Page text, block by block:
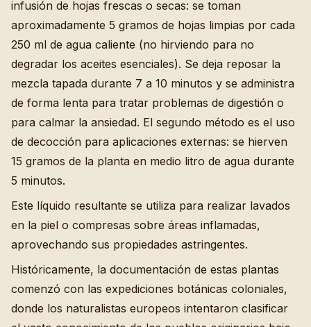
infusión de hojas frescas o secas: se toman
aproximadamente 5 gramos de hojas limpias por cada
250 ml de agua caliente (no hirviendo para no
degradar los aceites esenciales). Se deja reposar la
mezcla tapada durante 7 a 10 minutos y se administra
de forma lenta para tratar problemas de digestión o
para calmar la ansiedad. El segundo método es el uso
de decocción para aplicaciones externas: se hierven
15 gramos de la planta en medio litro de agua durante
5 minutos.
Este líquido resultante se utiliza para realizar lavados
en la piel o compresas sobre áreas inflamadas,
aprovechando sus propiedades astringentes.
Históricamente, la documentación de estas plantas
comenzó con las expediciones botánicas coloniales,
donde los naturalistas europeos intentaron clasificar